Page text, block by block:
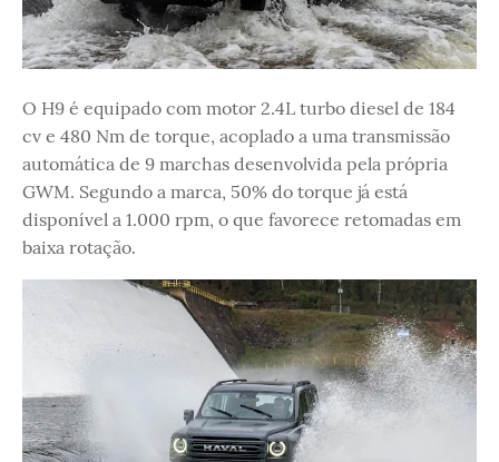
O H9 é equipado com motor 2.4L turbo diesel de 184
cv e 480 Nm de torque, acoplado a uma transmissão
automática de 9 marchas desenvolvida pela própria
GWM. Segundo a marca, 50% do torque já está
disponível a 1.000 rpm, o que favorece retomadas em
baixa rotação.